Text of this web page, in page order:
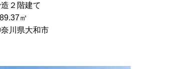
２階建て
㎡
川県大和市